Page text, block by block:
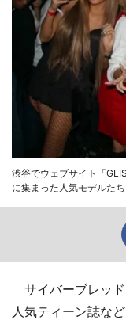
渋谷でウェブサイト「
に集まった人気モデルたち
サイバーブレッド
人気ティーン誌な